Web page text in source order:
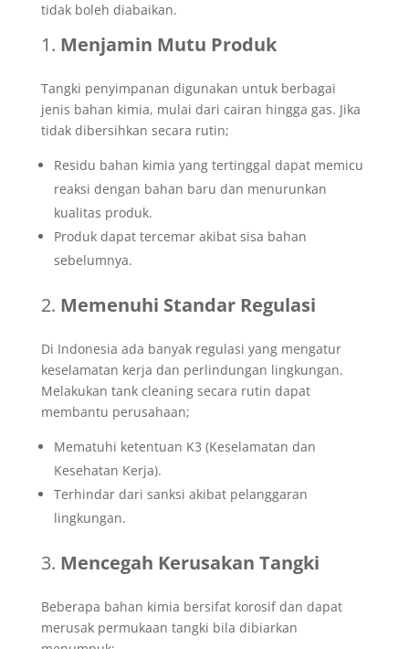
tidak boleh diabaikan.
Menjamin Mutu Produk
Tangki penyimpanan digunakan untuk berbagai
jenis bahan kimia, mulai dari cairan hingga gas. Jika
tidak dibersihkan secara rutin;
Residu bahan kimia yang tertinggal dapat memicu
reaksi dengan bahan baru dan menurunkan
kualitas produk.
Produk dapat tercemar akibat sisa bahan
sebelumnya.
Memenuhi Standar Regulasi
Di Indonesia ada banyak regulasi yang mengatur
keselamatan kerja dan perlindungan lingkungan.
Melakukan tank cleaning secara rutin dapat
membantu perusahaan;
Mematuhi ketentuan K3 (Keselamatan dan
Kesehatan Kerja).
Terhindar dari sanksi akibat pelanggaran
lingkungan.
Mencegah Kerusakan Tangki
Beberapa bahan kimia bersifat korosif dan dapat
merusak permukaan tangki bila dibiarkan